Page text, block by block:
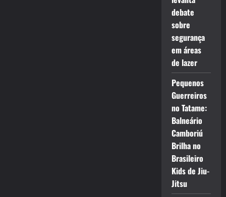
debate
sobre
segurança
em áreas
de lazer
Pequenos
Guerreiros
no Tatame:
Balneário
Camboriú
Brilha no
Brasileiro
Kids de Jiu-
Jitsu